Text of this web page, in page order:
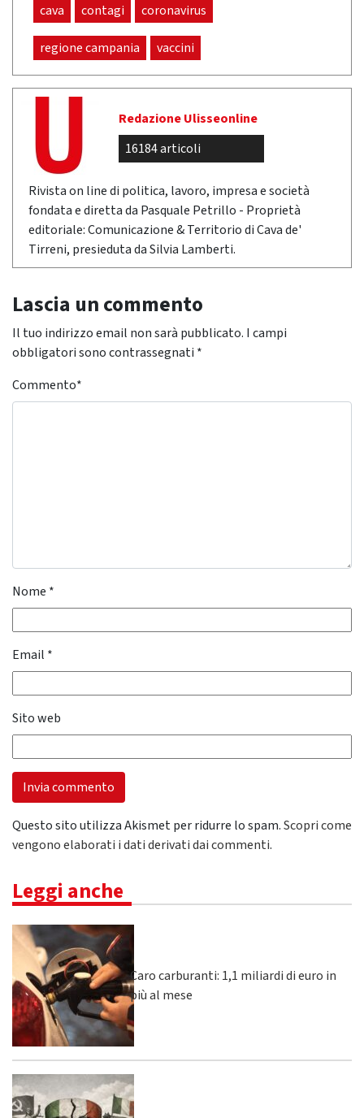
cava contagi coronavirus
regione campania vaccini
Redazione Ulisseonline
16184 articoli
Rivista on line di politica, lavoro, impresa e società
fondata e diretta da Pasquale Petrillo - Proprietà
editoriale: Comunicazione & Territorio di Cava de'
Tirreni, presieduta da Silvia Lamberti.
Lascia un commento
Il tuo indirizzo email non sarà pubblicato. I campi
obbligatori sono contrassegnati *
Commento*
Nome *
Email *
Sito web
Questo sito utilizza Akismet per ridurre lo spam.Scopri come
vengono elaborati i dati derivati dai commenti.
Leggi anche
Caro carburanti: 1,1 miliardi di euro in
più al mese